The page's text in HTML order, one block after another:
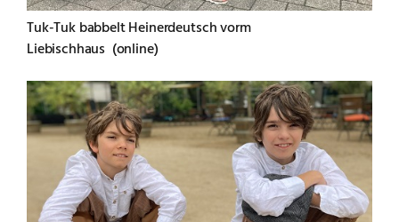
Tuk-Tuk babbelt Heinerdeutsch vorm
Liebischhaus (online)